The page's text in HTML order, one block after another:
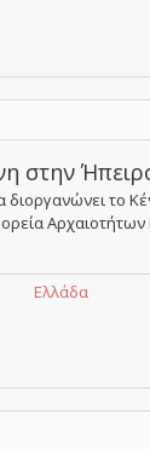
στην
διοργανώνει το
Αρχαιοτήτων
Ελλάδα